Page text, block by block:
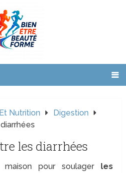
Nutrition
Digestion
les diarrhées
pour soulager les